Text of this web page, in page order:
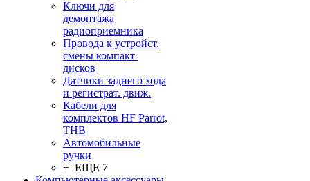
Ключи для
демонтажа
радиоприемника
Провода к устройст.
смены компакт-
дисков
Датчики заднего хода
и регистрат. движ.
Кабели для
комплектов HF Parrot,
THB
Автомобильные
ручки
+ ЕЩЕ 7